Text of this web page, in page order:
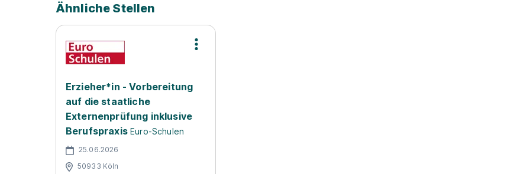
Ähnliche Stellen
Erzieher*in - Vorbereitung
auf die staatliche
Externenprüfung inklusive
Berufspraxis Euro-Schulen
25.06.2026
50933 Köln